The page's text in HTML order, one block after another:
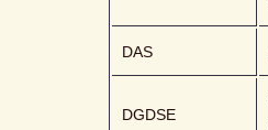
DAS
DGDSE